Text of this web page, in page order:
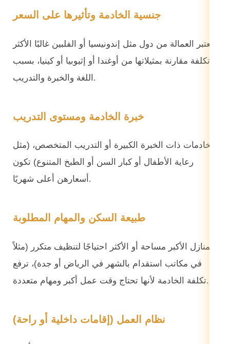
جنسية الخادمة وتأثيرها على السعر
تعتبر العمالة من دول مثل إندونيسيا أو الفلبين غالبًا الأكثر
تكلفة مقارنة بمثيلاتها من أوغندا أو إثيوبيا أو كينيا، بسبب
اللغة والخبرة والتدريب.
خبرة الخادمة ومستوى التدريب
الخادمات ذات الخبرة الكبيرة أو التدريب المتخصص، (مثل
رعاية الأطفال أو كبار السن أو الطبخ المتنوع) تكون
أسعارهن أعلى شهريًا.
طبيعة السكن والمهام المطلوبة
المنازل الأكبر مساحة أو الأكثر احتياجًا لتنظيف متكرر (مثلاً
في مكاتب استقدام بالشهر في الرياض أو جدة)، ترفع
تكلفة الخادمة لأنها تحتاج وقت عمل أكبر ومهام متعددة.
نظام العمل (إقامات داخلية أو راحة)